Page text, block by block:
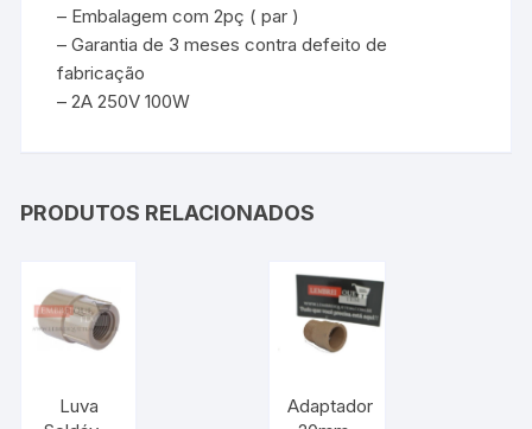
– Embalagem com 2pç ( par )
– Garantia de 3 meses contra defeito de
fabricação
– 2A 250V 100W
PRODUTOS RELACIONADOS
Luva
Adaptador